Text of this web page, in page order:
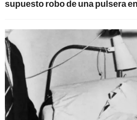
supuesto robo de una pulsera